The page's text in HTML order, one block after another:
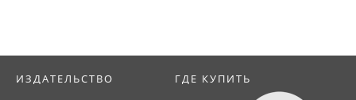
ИЗДАТЕЛЬСТВО ГДЕ КУПИТЬ